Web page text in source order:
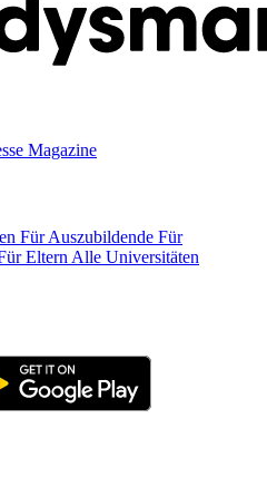
Magazine
Für Auszubildende Für
Eltern Alle Universitäten